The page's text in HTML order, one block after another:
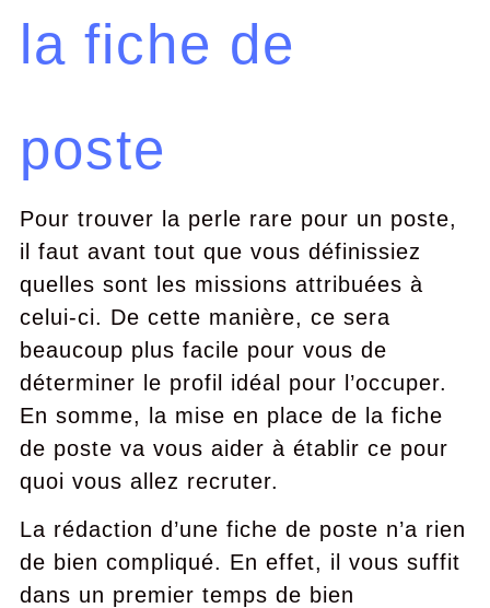
la fiche de
poste
Pour trouver la perle rare pour un poste,
il faut avant tout que vous définissiez
quelles sont les missions attribuées à
celui-ci. De cette manière, ce sera
beaucoup plus facile pour vous de
déterminer le profil idéal pour l’occuper.
En somme, la mise en place de la fiche
de poste va vous aider à établir ce pour
quoi vous allez recruter.
La rédaction d’une fiche de poste n’a rien
de bien compliqué. En effet, il vous suffit
dans un premier temps de bien